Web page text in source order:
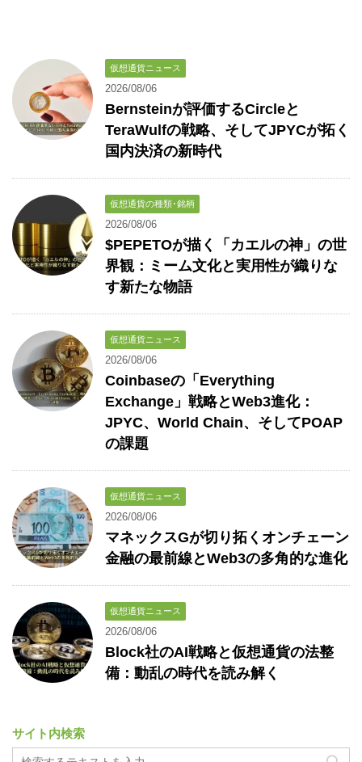
仮想通貨ニュース
2026/08/06
Bernsteinが評価するCircleと
TeraWulfの戦略、そしてJPYCが拓く
国内決済の新時代
仮想通貨の種類･銘柄
2026/08/06
$PEPETOが描く「カエルの神」の世
界観：ミーム文化と実用性が織りな
す新たな物語
仮想通貨ニュース
2026/08/06
Coinbaseの「Everything
Exchange」戦略とWeb3進化：
JPYC、World Chain、そしてPOAP
の課題
仮想通貨ニュース
2026/08/06
マネックスGが切り拓くオンチェーン
金融の最前線とWeb3の多角的な進化
仮想通貨ニュース
2026/08/06
Block社のAI戦略と仮想通貨の法整
備：動乱の時代を読み解く
サイト内検索